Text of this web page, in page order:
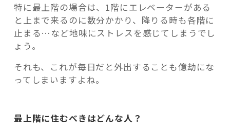
特に最上階の場合は、1階にエレベーターがある
と上まで来るのに数分かかり、降りる時も各階に
止まる…など地味にストレスを感じてしまうでし
ょう。
それも、これが毎日だと外出することも億劫にな
ってしまいますよね。
最上階に住むべきはどんな人？